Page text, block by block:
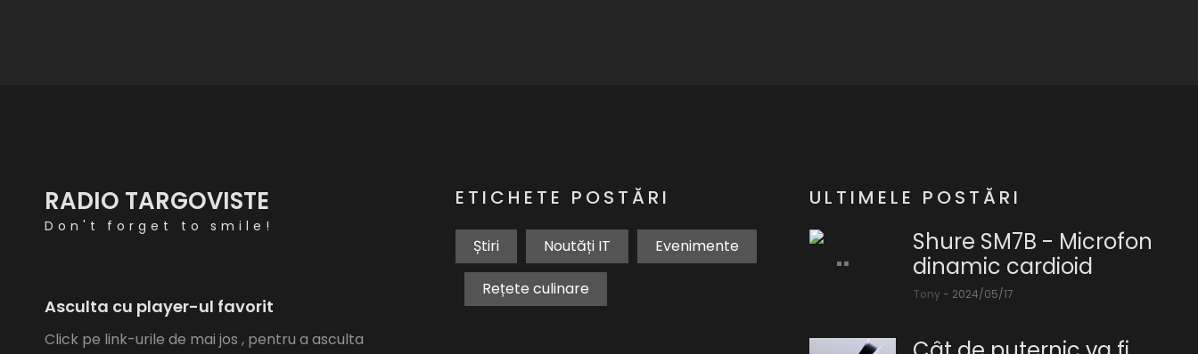
RADIO TARGOVISTE
Don't forget to smile!
Asculta cu player-ul favorit
Click pe link-urile de mai jos , pentru a asculta
ETICHETE POSTĂRI
Știri Noutăți IT Evenimente
Rețete culinare
ULTIMELE POSTĂRI
Shure SM7B - Microfon
dinamic cardioid
Tony- 2024/05/17
SM7B